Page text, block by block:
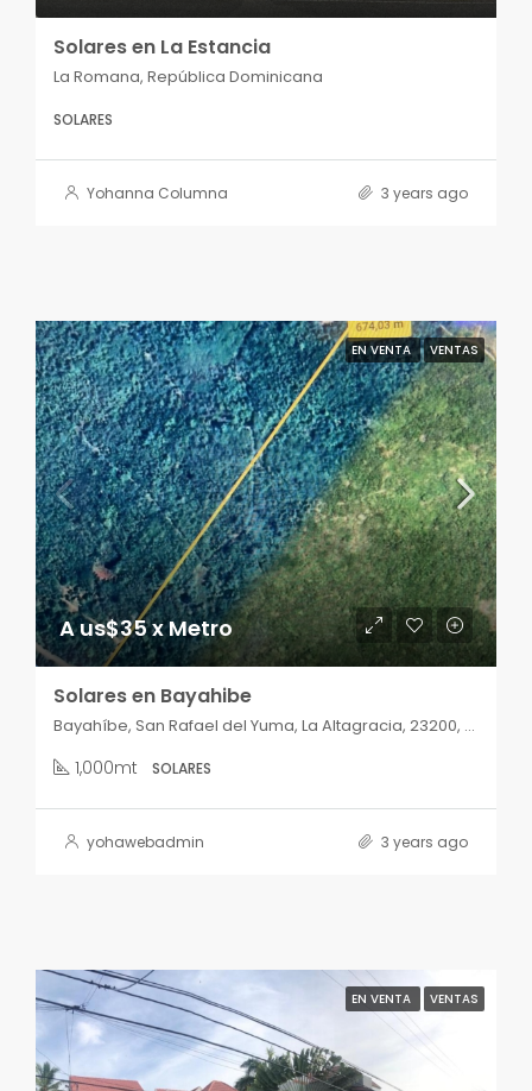
Solares en La Estancia
La Romana, República Dominicana
SOLARES
Yohanna Columna 3 years ago
EN VENTA VENTAS
A us$35 x Metro
Solares en Bayahibe
Bayahíbe, San Rafael del Yuma, La Altagracia, 23200, República Dominicana
1,000mt SOLARES
yohawebadmin 3 years ago
EN VENTA VENTAS